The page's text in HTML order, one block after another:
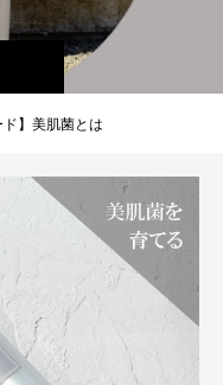
ド】美肌菌とは